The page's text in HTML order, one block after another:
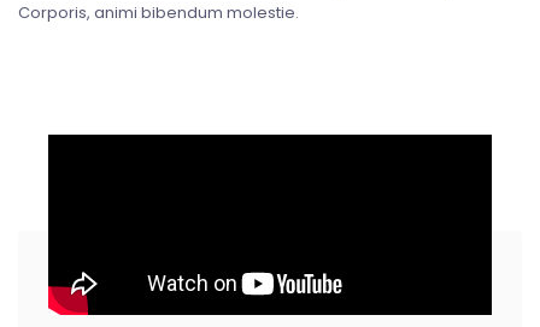
Corporis, animi bibendum molestie.